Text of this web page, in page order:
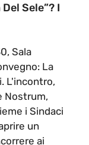
Sele”? I
Sala
La
L'incontro,
Nostrum,
i Sindaci
un
ai